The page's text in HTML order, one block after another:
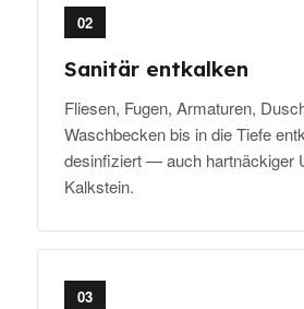
02
Sanitär entkalken
Fliesen, Fugen, Armaturen,
Waschbecken bis in die Tiefe
desinfiziert — auch hartnäckiger
Kalkstein.
03